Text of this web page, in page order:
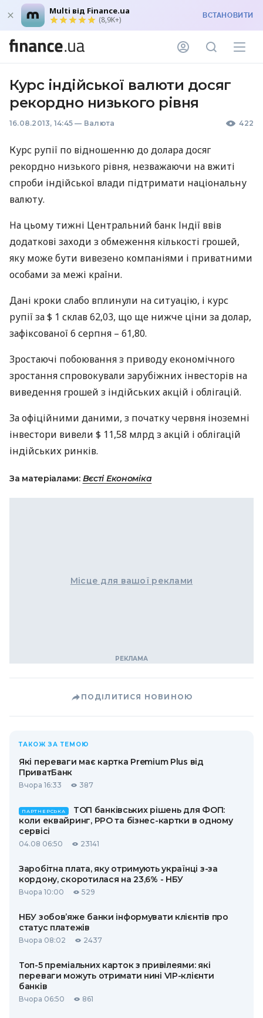
Multi від Finance.ua
(8,9K+) ВСТАНОВИТИ
Курс індійської валюти досяг
рекордно низького рівня
16.08.2013, 14:45 — Валюта 422
Курс рупії по відношенню до долара досяг
рекордно низького рівня, незважаючи на вжиті
спроби індійської влади підтримати національну
валюту.
На цьому тижні Центральний банк Індії ввів
додаткові заходи з обмеження кількості грошей,
яку може бути вивезено компаніями і приватними
особами за межі країни.
Дані кроки слабо вплинули на ситуацію, і курс
рупії за $ 1 склав 62,03, що ще нижче ціни за долар,
зафіксованої 6 серпня – 61,80.
Зростаючі побоювання з приводу економічного
зростання спровокували зарубіжних інвесторів на
виведення грошей з індійських акцій і облігацій.
За офіційними даними, з початку червня іноземні
інвестори вивели $ 11,58 млрд з акцій і облігацій
індійських ринків.
За матеріалами: Вєсті Економіка
Місце для вашої реклами
ПОДІЛИТИСЯ НОВИНОЮ
ТАКОЖ ЗА ТЕМОЮ
Які переваги має картка Premium Plus від
ПриватБанк
Вчора 16:33 387
ПАРТНЕРСЬКА
ТОП банківських рішень для ФОП:
коли еквайринг, РРО та бізнес-картки в одному
сервісі
04.08 06:50 23141
Заробітна плата, яку отримують українці з-за
кордону, скоротилася на 23,6% - НБУ
Вчора 10:00 529
НБУ зобов’яже банки інформувати клієнтів про
статус платежів
Вчора 08:02 2437
Топ-5 преміальних карток з привілеями: які
переваги можуть отримати нині VIP-клієнти
банків
Вчора 06:50 861